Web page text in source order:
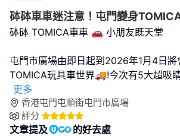
砵砵車車迷注意！屯門變身
砵砵 TOMICA車車 🚗 小朋友既天堂
屯門市廣場由即日起到2026年1月4日
TOMICA玩具車世界🚚!今次有5大超吸
更多
香港屯門屯順街屯門市廣場
評分
文章提及 的好去處